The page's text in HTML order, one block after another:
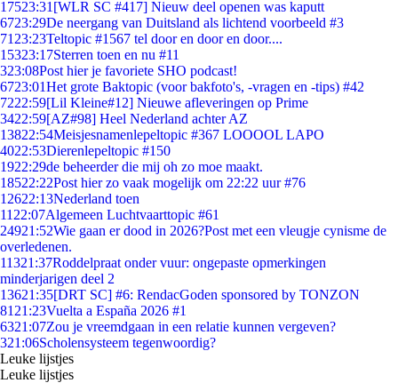
17523:31 [WLR SC #417] Nieuw deel openen was kaputt
6723:29De neergang van Duitsland als lichtend voorbeeld #3
71 23:23Teltopic #1567 tel door en door en door....
15323:17Sterren toen en nu #11
323:08Post hier je favoriete SHO podcast!
6723:01Het grote Baktopic (voor bakfoto's, -vragen en -tips) #42
7222:59[Lil Kleine#12] Nieuwe afleveringen op Prime
3422:59[AZ#98] Heel Nederland achter AZ
13822:54Meisjesnamenlepeltopic #367 LOOOOL LAPO
4022:53Dierenlepeltopic #150
1922:29de beheerder die mij oh zo moe maakt.
18522:22Post hier zo vaak mogelijk om 22:22 uur #76
12622:13Nederland toen
11 22:07Algemeen Luchtvaarttopic #61
24921:52Wie gaan er dood in 2026?Post met een vleugje cynisme de
overledenen.
11321:37Roddelpraat onder vuur: ongepaste opmerkingen
minderjarigen deel 2
13621:35[DRT SC] #6: RendacGoden sponsored by TONZON
81 21:23Vuelta a España 2026 #1
6321:07Zou je vreemdgaan in een relatie kunnen vergeven?
321:06Scholensysteem tegenwoordig?
Leuke lijstjes
Leuke lijstjes